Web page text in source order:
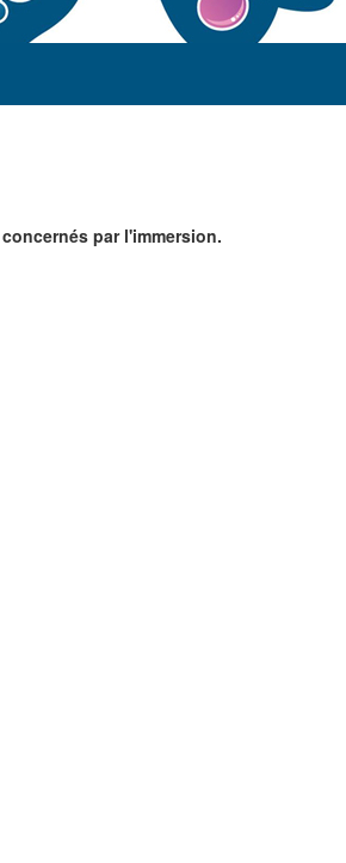
par l'immersion.